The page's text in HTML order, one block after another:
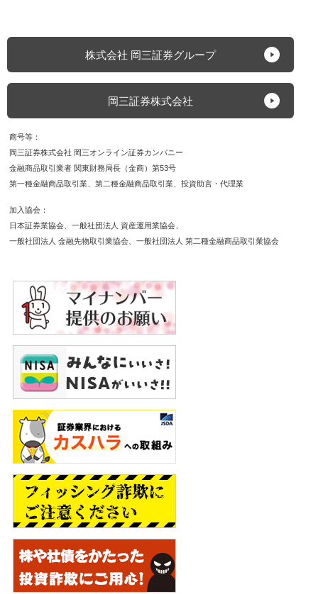
株式会社 岡三証券グループ
岡三証券株式会社
商号等
岡三証券株式会社 岡三オンライン証券カンパニー
金融商品取引業者 関東財務局長（金商）第53号
第一種金融商品取引業
第二種金融商品取引業 投資助言・代理業
加入協会
日本証券業協会
一般社団法人 資産運用業協会
一般社団法人 金融先物取引業協会
一般社団法人 第二種金融商品取引業協会